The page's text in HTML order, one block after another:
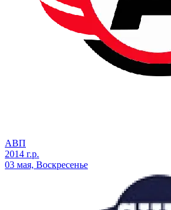
АВП
2014 г.р.
03 мая, Воскресенье